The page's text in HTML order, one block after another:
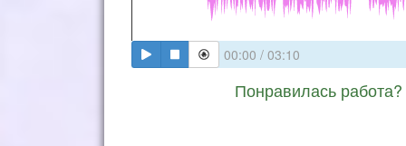
00:00 / 03:10
Понравилась